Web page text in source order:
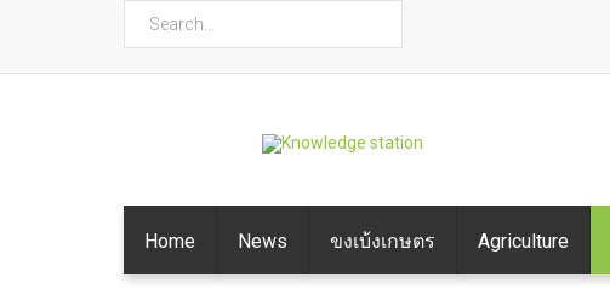
ค้นหา
Home News ขงเบ้งเกษตร Agriculture